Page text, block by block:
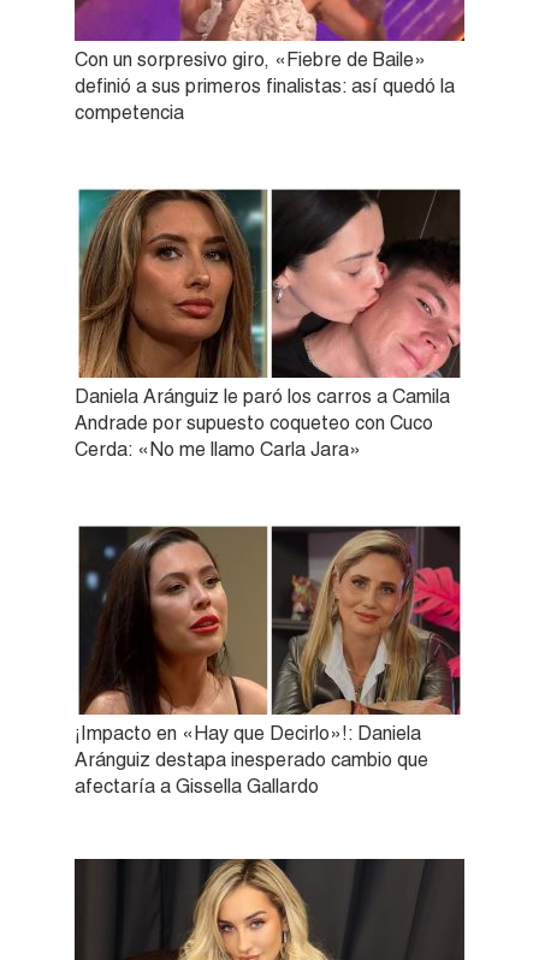
Con un sorpresivo giro, «Fiebre de Baile»
definió a sus primeros finalistas: así quedó la
competencia
Daniela Aránguiz le paró los carros a Camila
Andrade por supuesto coqueteo con Cuco
Cerda: «No me llamo Carla Jara»
¡Impacto en «Hay que Decirlo»!: Daniela
Aránguiz destapa inesperado cambio que
afectaría a Gissella Gallardo